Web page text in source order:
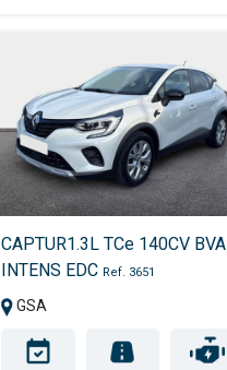
CAPTUR1.3L TCe 140CV BVA
INTENS EDC Ref. 3651
GSA